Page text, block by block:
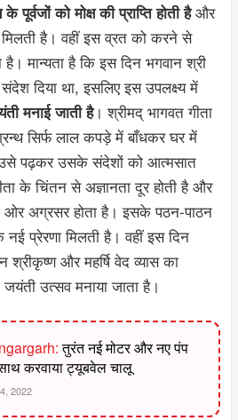
को मोक्ष की प्राप्ति होती हैऔर
है। वहीं इस व्रत को करने से
है। मान्यता है कि इस दिन भगवान श्री
दिया था, इसलिए इस उपलक्ष्य में
मनाई जाती है। श्रीमद् भागवत गीता
सिर्फ लाल कपड़े में बाँधकर घर में
पढ़कर उसके संदेशों को आत्मसात
के चिंतन से अज्ञानता दूर होती है और
ओर अग्रसर होता है। इसके पठन-पाठन
प्रेरणा मिलती है। वहीं इस दिन
श्रीकृष्ण और महर्षि वेद व्यास का
उत्सव मनाया जाता है।
तुरंत नई मोटर और नए पंप
करवाया ट्यूबवेल चालू
2022